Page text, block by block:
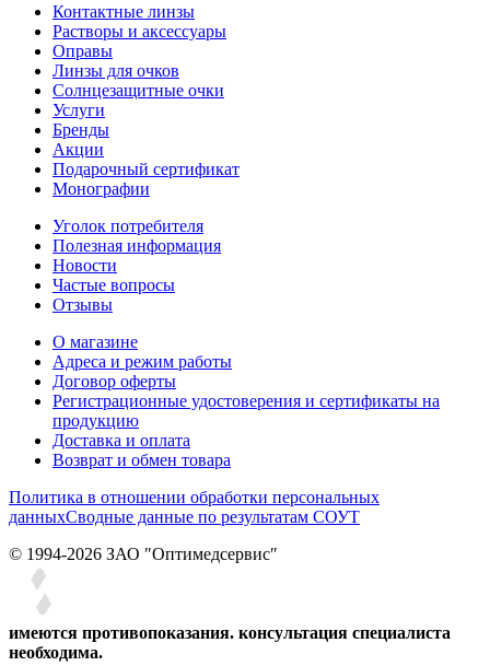
Контактные линзы
Растворы и аксессуары
Оправы
Линзы для очков
Солнцезащитные очки
Услуги
Бренды
Акции
Подарочный сертификат
Монографии
Уголок потребителя
Полезная информация
Новости
Частые вопросы
Отзывы
О магазине
Адреса и режим работы
Договор оферты
Регистрационные удостоверения и сертификаты на
продукцию
Доставка и оплата
Возврат и обмен товара
Политика в отношении обработки персональных
данныхСводные данные по результатам СОУТ
© 1994-2026 ЗАО ″Оптимедсервис″
имеются противопоказания. консультация специалиста
необходима.